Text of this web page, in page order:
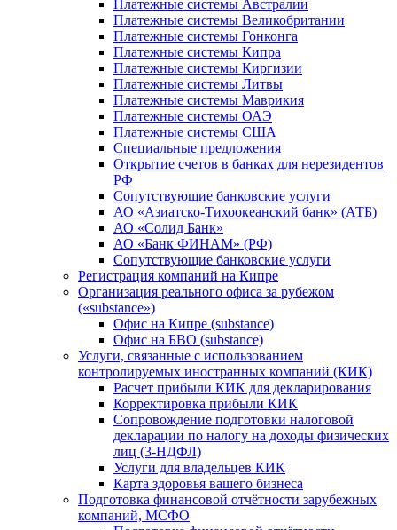
Платежные системы Австралии
Платежные системы Великобритании
Платежные системы Гонконга
Платежные системы Кипра
Платежные системы Киргизии
Платежные системы Литвы
Платежные системы Маврикия
Платежные системы ОАЭ
Платежные системы США
Специальные предложения
Открытие счетов в банках для нерезидентов
РФ
Сопутствующие банковские услуги
АО «Азиатско-Тихоокеанский банк» (АТБ)
АО «Солид Банк»
АО «Банк ФИНАМ» (РФ)
Сопутствующие банковские услуги
Регистрация компаний на Кипре
Организация реального офиса за рубежом
(«substance»)
Офис на Кипре (substance)
Офис на БВО (substance)
Услуги, связанные с использованием
контролируемых иностранных компаний (КИК)
Расчет прибыли КИК для декларирования
Корректировка прибыли КИК
Сопровождение подготовки налоговой
декларации по налогу на доходы физических
лиц (3-НДФЛ)
Услуги для владельцев КИК
Карта здоровья вашего бизнеса
Подготовка финансовой отчётности зарубежных
компаний, МСФО